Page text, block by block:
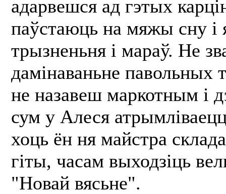
адарвешся ад гэтых
паўстаюць на мяжы сну і
трызненьня і мараў. Не
дамінаваньне павольных
не назавеш маркотным і
сум у Алеся
хоць ён ня майстра
гіты, часам выходзіць
"Новай вясьне".